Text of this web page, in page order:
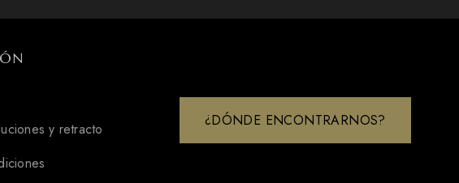
y retracto
¿DÓNDE ENCONTRARNOS?